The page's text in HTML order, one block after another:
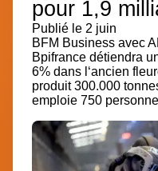
pour 1,9
Publié le 2 juin
BFM Business avec
Bpifrance détiendra
6% dans l ‘ancien
produit 300.000
emploie 750